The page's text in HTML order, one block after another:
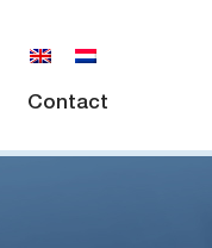
Contact